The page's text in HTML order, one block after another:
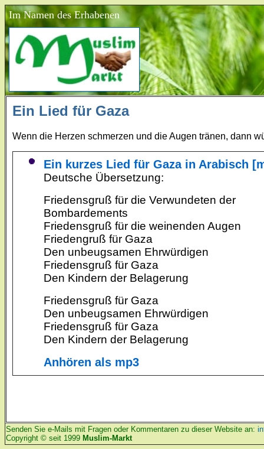
Im Namen des Erhabenen
Ein Lied für Gaza
Wenn die Herzen schmerzen und die Augen tränen, dann
Ein kurzes Lied für Gaza in Arabisch
Deutsche Übersetzung:
Friedensgruß für die Verwundeten der
Bombardements
Friedensgruß für die weinenden Augen
Friedengruß für Gaza
Den unbeugsamen Ehrwürdigen
Friedensgruß für Gaza
Den Kindern der Belagerung
Friedensgruß für Gaza
Den unbeugsamen Ehrwürdigen
Friedensgruß für Gaza
Den Kindern der Belagerung
Anhören als mp3
Senden Sie e-Mails mit Fragen oder Kommentaren zu dieser Website an:
Copyright © seit 1999 Muslim-Markt